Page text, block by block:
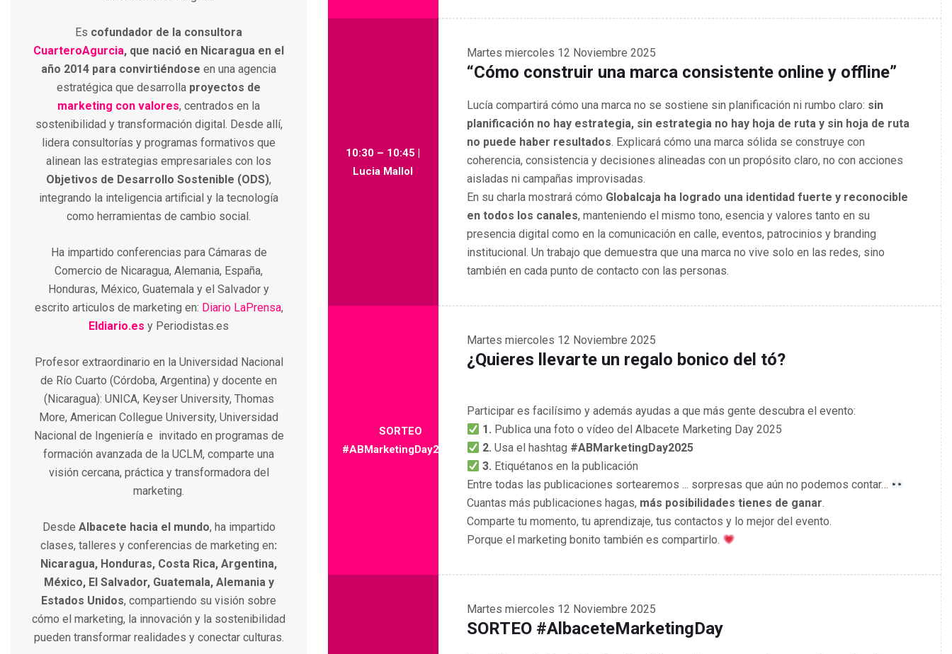
Es cofundador de la consultora
CuarteroAgurcia, que nació en Nicaragua en el
año 2014 para convirtiéndose en una agencia
estratégica que desarrolla proyectos de
marketing con valores, centrados en la
sostenibilidad y transformación digital. Desde allí,
lidera consultorías y programas formativos que
alinean las estrategias empresariales con los
Objetivos de Desarrollo Sostenible (ODS),
integrando la inteligencia artificial y la tecnología
como herramientas de cambio social.
Ha impartido conferencias para Cámaras de
Comercio de Nicaragua, Alemania, España,
Honduras, México, Guatemala y el Salvador y
escrito articulos de marketing en: Diario LaPrensa,
Eldiario.es y Periodistas.es
Profesor extraordinario en la Universidad Nacional
de Río Cuarto (Córdoba, Argentina) y docente en
(Nicaragua): UNICA, Keyser University, Thomas
More, American Collegue University, Universidad
Nacional de Ingeniería e invitado en programas de
formación avanzada de la UCLM, comparte una
visión cercana, práctica y transformadora del
marketing.
Desde Albacete hacia el mundo, ha impartido
clases, talleres y conferencias de marketing en:
Nicaragua, Honduras, Costa Rica, Argentina,
México, El Salvador, Guatemala, Alemania y
Estados Unidos, compartiendo su visión sobre
cómo el marketing, la innovación y la sostenibilidad
pueden transformar realidades y conectar culturas.
10:30 – 10:45 |
Lucia Mallol
Martes miercoles 12 Noviembre 2025
“Cómo construir una marca consistente online y offline”
Lucía compartirá cómo una marca no se sostiene sin planificación ni rumbo claro: sin
planificación no hay estrategia, sin estrategia no hay hoja de ruta y sin hoja de ruta
no puede haber resultados. Explicará cómo una marca sólida se construye con
coherencia, consistencia y decisiones alineadas con un propósito claro, no con acciones
aisladas ni campañas improvisadas.
En su charla mostrará cómo Globalcaja ha logrado una identidad fuerte y reconocible
en todos los canales, manteniendo el mismo tono, esencia y valores tanto en su
presencia digital como en la comunicación en calle, eventos, patrocinios y branding
institucional. Un trabajo que demuestra que una marca no vive solo en las redes, sino
también en cada punto de contacto con las personas.
SORTEO
#ABMarketingDay2025
Martes miercoles 12 Noviembre 2025
¿Quieres llevarte un regalo bonico del tó?
Participar es facilísimo y además ayudas a que más gente descubra el evento:
1. Publica una foto o vídeo del Albacete Marketing Day 2025
2. Usa el hashtag #ABMarketingDay2025
3. Etiquétanos en la publicación
Entre todas las publicaciones sortearemos ... sorpresas que aún no podemos contar…
Cuantas más publicaciones hagas, más posibilidades tienes de ganar.
Comparte tu momento, tu aprendizaje, tus contactos y lo mejor del evento.
Porque el marketing bonito también es compartirlo.
Martes miercoles 12 Noviembre 2025
SORTEO #AlbaceteMarketingDay